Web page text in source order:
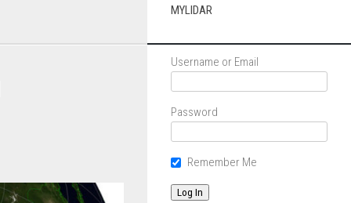
MYLIDAR
Username or Email
Password
Remember Me